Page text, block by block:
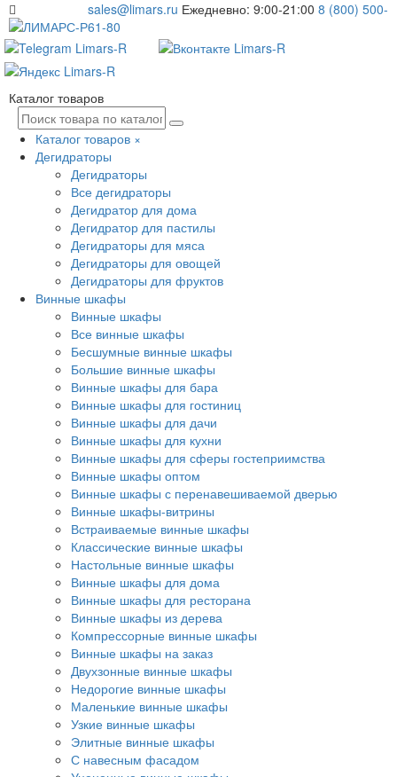
sales@limars.ru Ежедневно: 9:00-21:00 8 (800) 500-
61-80
Каталог товаров
Каталог товаров ×
Дегидраторы
Дегидраторы
Все дегидраторы
Дегидратор для дома
Дегидратор для пастилы
Дегидраторы для мяса
Дегидраторы для овощей
Дегидраторы для фруктов
Винные шкафы
Винные шкафы
Все винные шкафы
Бесшумные винные шкафы
Большие винные шкафы
Винные шкафы для бара
Винные шкафы для гостиниц
Винные шкафы для дачи
Винные шкафы для кухни
Винные шкафы для сферы гостеприимства
Винные шкафы оптом
Винные шкафы с перенавешиваемой дверью
Винные шкафы-витрины
Встраиваемые винные шкафы
Классические винные шкафы
Настольные винные шкафы
Винные шкафы для дома
Винные шкафы для ресторана
Винные шкафы из дерева
Компрессорные винные шкафы
Винные шкафы на заказ
Двухзонные винные шкафы
Недорогие винные шкафы
Маленькие винные шкафы
Узкие винные шкафы
Элитные винные шкафы
С навесным фасадом